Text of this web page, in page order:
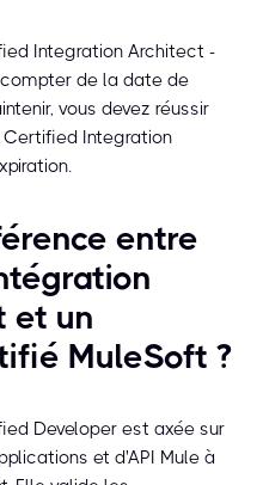
Integration Architect -
de la date de
vous devez réussir
Certified Integration
entre
et un
MuleSoft ?
Developer est axée sur
et d'API Mule à